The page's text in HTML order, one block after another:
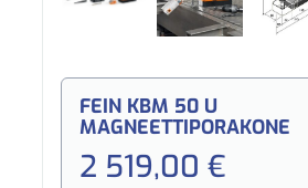
FEIN KBM 50 U
MAGNEETTIPORAKONE
2 519,00 €